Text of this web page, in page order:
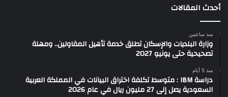
أحدث المقالات
منذ ساعتين
وزارة البلديات والإسكان تطلق خدمة تأهيل المقاولين.. ومهلة
تصحيحية حتى يونيو 2027
منذ 5 أيام
دراسة IBM : متوسط تكلفة اختراق البيانات في المملكة العربية
السعودية يصل إلى 27 مليون ريال في عام 2026